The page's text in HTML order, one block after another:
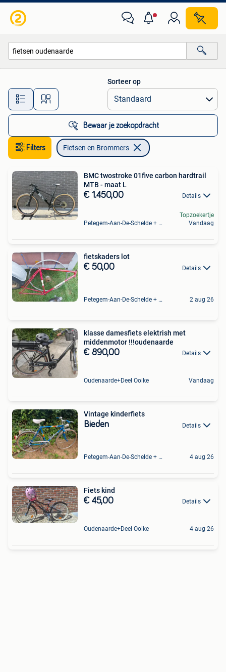
Alle afstanden…
Sorteer op
Bewaar je zoekopdracht
Filters Fietsen en Brommers
BMC twostroke 01five carbon hardtrail
MTB - maat L
€ 1.450,00 Details
Petegem-Aan-De-Schelde + Deel Van Oudenaarde
Topzoekertje
Vandaag
fietskaders lot
€ 50,00 Details
Petegem-Aan-De-Schelde + Deel Van Oudenaarde 2 aug 26
klasse damesfiets elektrish met
middenmotor !!!oudenaarde
€ 890,00 Details
Oudenaarde+Deel Ooike Vandaag
Vintage kinderfiets
Bieden Details
Petegem-Aan-De-Schelde + Deel Van Oudenaarde 4 aug 26
Fiets kind
€ 45,00 Details
Oudenaarde+Deel Ooike 4 aug 26